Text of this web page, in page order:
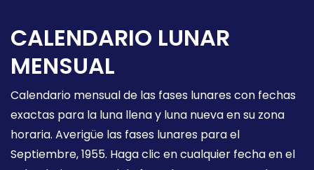
CALENDARIO LUNAR
MENSUAL
Calendario mensual de las fases lunares con fechas
exactas para la luna llena y luna nueva en su zona
horaria. Averigüe las fases lunares para el
Septiembre, 1955. Haga clic en cualquier fecha en el